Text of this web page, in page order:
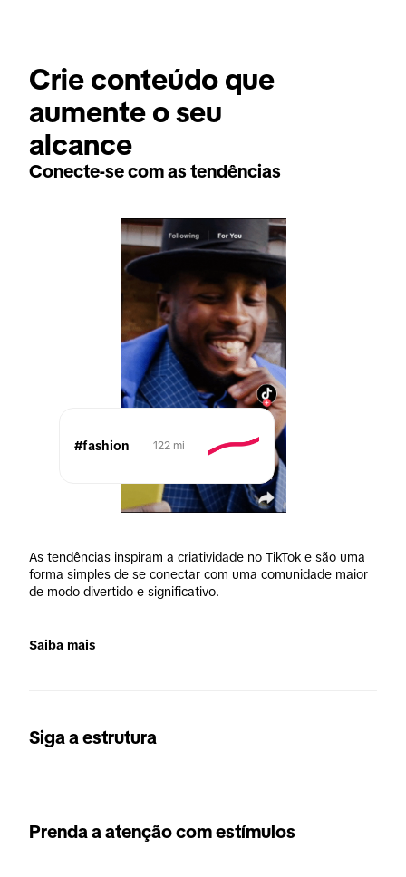
Crie conteúdo que
aumente o seu
alcance
Conecte-se com as tendências
#fashion 122 mi
As tendências inspiram a criatividade no TikTok e são uma
forma simples de se conectar com uma comunidade maior
de modo divertido e significativo.
Saiba mais
Siga a estrutura
Prenda a atenção com estímulos